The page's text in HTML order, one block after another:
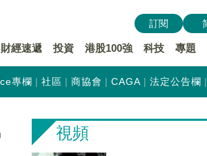
財經速遞 投資 港股100強 科技 專題
訂閱
專欄 社區 商協會 CAGA 法定公告欄
視頻